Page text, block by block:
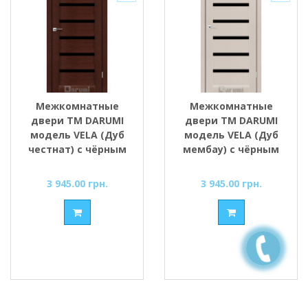
Межкомнатные
двери ТМ DARUMI
модель VELA (Дуб
честнат) с чёрным
3 945.00 грн.
Межкомнатные
двери ТМ DARUMI
модель VELA (Дуб
мембау) с чёрным
3 945.00 грн.